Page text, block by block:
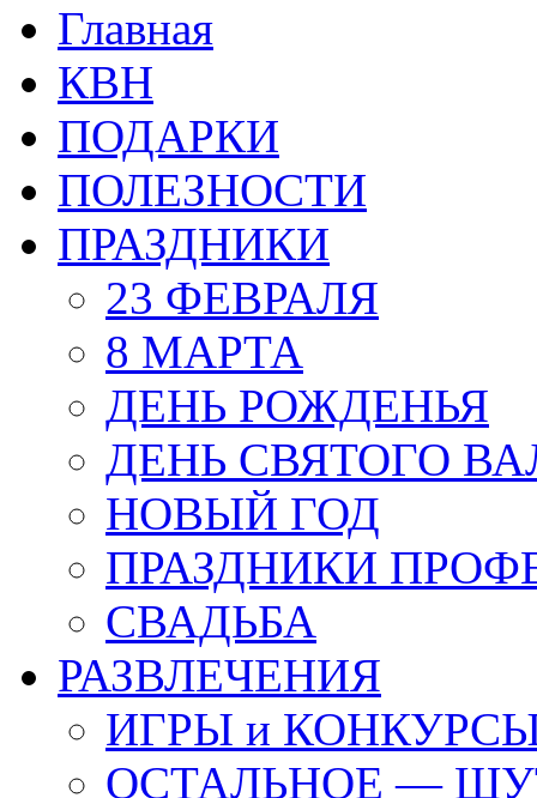
Главная
КВН
ПОДАРКИ
ПОЛЕЗНОСТИ
ПРАЗДНИКИ
23 ФЕВРАЛЯ
8 МАРТА
ДЕНЬ РОЖДЕНЬЯ
ДЕНЬ СВЯТОГО
НОВЫЙ ГОД
ПРАЗДНИКИ
СВАДЬБА
РАЗВЛЕЧЕНИЯ
ИГРЫ и
ОСТАЛЬНОЕ —